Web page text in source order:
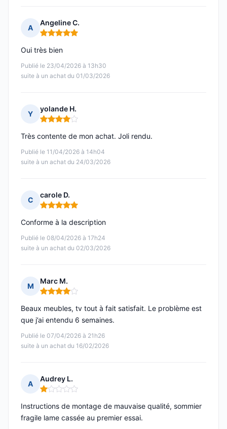
A
Angeline C.
Note : 5 sur 5
Publié le 23/04/2026 à 13h30
suite à un achat du 01/03/2026
Oui très bien
Y
yolande H.
Note : 4 sur 5
Publié le 11/04/2026 à 14h04
suite à un achat du 24/03/2026
Très contente de mon achat. Joli rendu.
C
carole D.
Note : 5 sur 5
Publié le 08/04/2026 à 17h24
suite à un achat du 02/03/2026
Conforme à la description
M
Marc M.
Note : 4 sur 5
Publié le 07/04/2026 à 21h26
suite à un achat du 16/02/2026
Beaux meubles, tv tout à fait satisfait. Le problème est
que j’ai entendu 6 semaines.
A
Audrey L.
Note : 1 sur 5
Instructions de montage de mauvaise qualité, sommier
fragile lame cassée au premier essai.